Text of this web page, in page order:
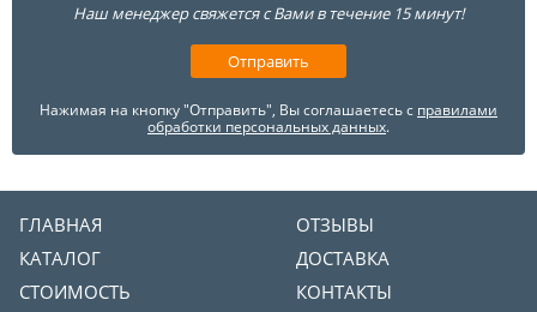
Наш менеджер свяжется с Вами в течение 15 минут!
Нажимая на кнопку "Отправить", Вы соглашаетесь с правилами
обработки персональных данных.
ГЛАВНАЯ
КАТАЛОГ
СТОИМОСТЬ
ОТЗЫВЫ
ДОСТАВКА
КОНТАКТЫ